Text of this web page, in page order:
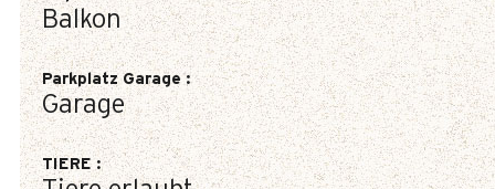
Balkon
Parkplatz Garage:
Garage
TIERE :